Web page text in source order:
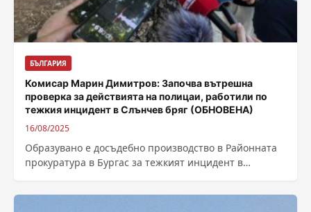
БЪЛГАРИЯ
Комисар Марин Димитров: Започва вътрешна
проверка за действията на полицаи, работили по
тежкия инцидент в Слънчев бряг (ОБНОВЕНА)
16/08/2025
Образувано е досъдебно производство в Районната
прокуратура в Бургас за тежкият инцидент в